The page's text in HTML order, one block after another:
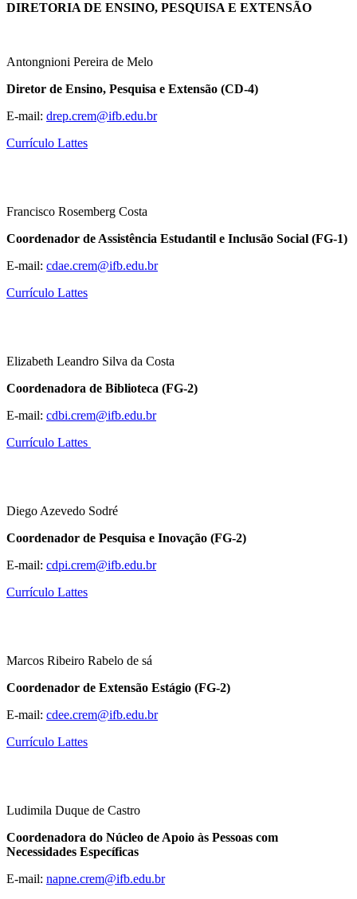
DIRETORIA DE ENSINO, PESQUISA E EXTENSÃO
Antongnioni Pereira de Melo
Diretor de Ensino, Pesquisa e Extensão (CD-4)
E-mail: drep.crem@ifb.edu.br
Currículo Lattes
Francisco Rosemberg Costa
Coordenador de Assistência Estudantil e Inclusão Social (FG-1)
E-mail: cdae.crem@ifb.edu.br
Currículo Lattes
Elizabeth Leandro Silva da Costa
Coordenadora de Biblioteca (FG-2)
E-mail: cdbi.crem@ifb.edu.br
Currículo Lattes
Diego Azevedo Sodré
Coordenador de Pesquisa e Inovação (FG-2)
E-mail: cdpi.crem@ifb.edu.br
Currículo Lattes
Marcos Ribeiro Rabelo de sá
Coordenador de Extensão Estágio (FG-2)
E-mail: cdee.crem@ifb.edu.br
Currículo Lattes
Ludimila Duque de Castro
Coordenadora do Núcleo de Apoio às Pessoas com
Necessidades Específicas
E-mail: napne.crem@ifb.edu.br